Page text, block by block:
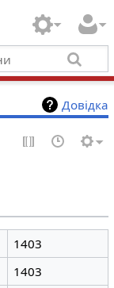
Довідка
1403
1403